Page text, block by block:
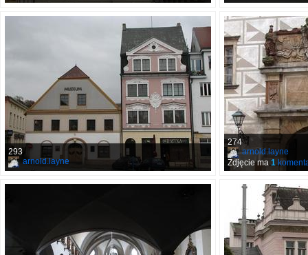
293
arnold.layne
274
arnold.layne
Zdjęcie ma1